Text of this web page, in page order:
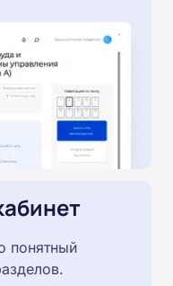
понятный